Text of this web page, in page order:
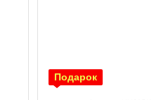
Подарок